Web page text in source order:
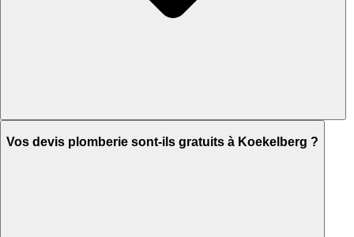
Vos devis plomberie sont-ils gratuits à Koekelberg ?